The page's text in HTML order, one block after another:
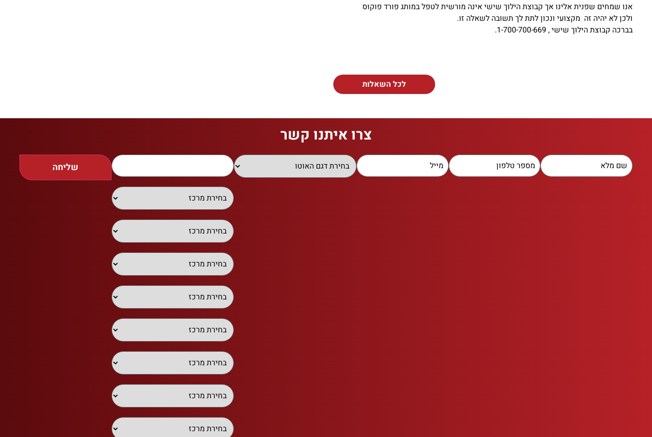
אנו שמחים שפנית אלינו אך קבוצת הילוך שישי אינה מורשית לטפל במותג פורד פוקוס
ולכן לא יהיה זה מקצועי ונכון לתת לך תשובה לשאלה זו.
בברכה קבוצת הילוך שישי , 1-700-700-669.
לכל השאלות
צרו איתנו קשר
שליחה